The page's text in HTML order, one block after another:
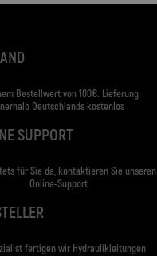
Bestellwert von 100€. Lieferung
Deutschlands kostenlos
SUPPORT
für Sie da, kontaktieren Sie unseren
Online-Support
fertigen wir Hydraulikleitungen